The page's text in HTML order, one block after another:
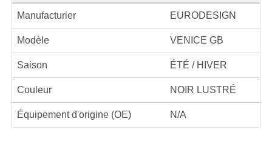
Manufacturier EURODESIGN
Modèle VENICE GB
Saison ÉTÉ / HIVER
Couleur NOIR LUSTRÉ
Équipement d'origine (OE) N/A